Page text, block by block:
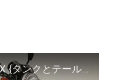
#1 アオシマ カワサキZ750FX {タンクとテールカウル}